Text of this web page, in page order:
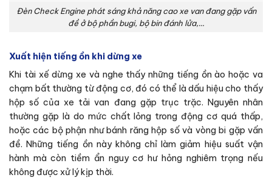
Đèn Check Engine phát sáng khả năng cao xe van đang gặp vấn
đề ở bộ phần bugi, bộ bin đánh lửa,…
Xuất hiện tiếng ồn khi dừng xe
Khi tài xế dừng xe và nghe thấy những tiếng ồn ào hoặc va
chạm bất thường từ động cơ, đó có thể là dấu hiệu cho thấy
hộp số của xe tải van đang gặp trục trặc. Nguyên nhân
thường gặp là do mức chất lỏng trong động cơ quá thấp,
hoặc các bộ phận như bánh răng hộp số và vòng bi gặp vấn
đề. Những tiếng ồn này không chỉ làm giảm hiệu suất vận
hành mà còn tiềm ẩn nguy cơ hư hỏng nghiêm trọng nếu
không được xử lý kịp thời.